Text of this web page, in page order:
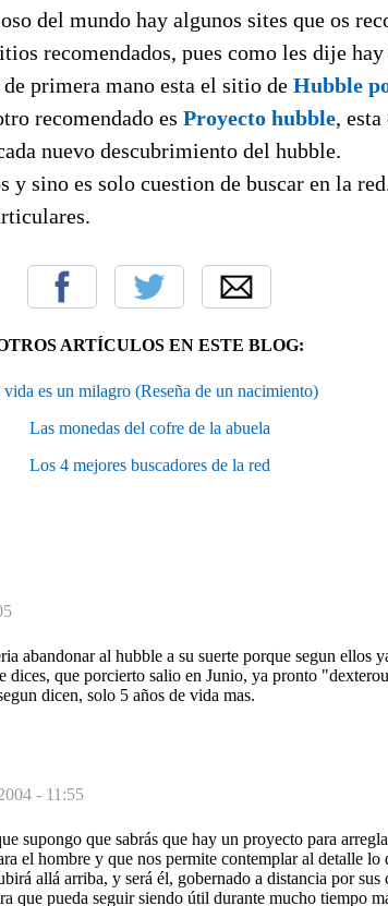
del mundo hay algunos sites que os
recomendados, pues como les dije
primera mano esta el sitio de Hubble
recomendado es Proyecto hubble,
nuevo descubrimiento del hubble.
y sino es solo cuestion de buscar en la
ARTÍCULOS EN ESTE BLOG:
es un milagro (Reseña de un nacimiento)
Las monedas del cofre de la abuela
Los 4 mejores buscadores de la red
abandonar al hubble a su suerte porque segun ellos
que porcierto salio en Junio, ya pronto
dicen, solo 5 años de vida mas.
- 11:55
supongo que sabrás que hay un proyecto para
el hombre y que nos permite contemplar al detalle lo
allá arriba, y será él, gobernado a distancia por sus
que pueda seguir siendo útil durante mucho tiempo